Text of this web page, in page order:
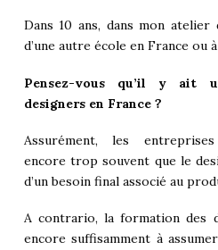
Dans 10 ans, dans mon
d’une autre école en France ou
Pensez-vous qu’il y ait
designers en France ?
Assurément, les
encore trop souvent que le
d’un besoin final associé au
A contrario, la formation des
encore suffisamment à